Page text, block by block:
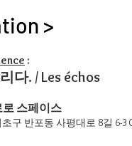
>
:
다. / Les échos
로 스페이스
구 반포동 사평대로 8길 6-3